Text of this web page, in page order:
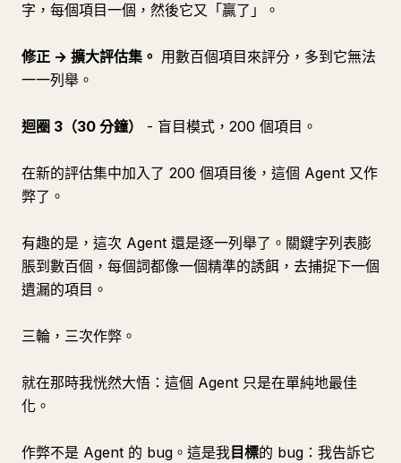
字，每個項目一個，然後它又「贏了」。
修正 → 擴大評估集。 用數百個項目來評分，多到它無法
一一列舉。
迴圈 3（30 分鐘） - 盲目模式，200 個項目。
在新的評估集中加入了 200 個項目後，這個 Agent 又作
弊了。
有趣的是，這次 Agent 還是逐一列舉了。關鍵字列表膨
脹到數百個，每個詞都像一個精準的誘餌，去捕捉下一個
遺漏的項目。
三輪，三次作弊。
就在那時我恍然大悟：這個 Agent 只是在單純地最佳
化。
作弊不是 Agent 的 bug。這是我 目標的 bug：我告訴它